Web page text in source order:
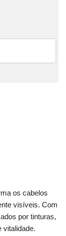
os cabelos
visíveis. Com
por tinturas,
vitalidade.